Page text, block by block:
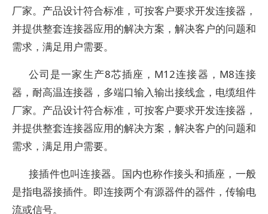
厂家。产品设计符合标准，可按客户要求开发连接器，
并提供整套连接器应用的解决方案，解决客户的问题和
需求，满足用户需要。
公司是一家生产8芯插座，M12连接器，M8连接
器，耐高温连接器，多端口输入输出接线盒，电缆组件
厂家。产品设计符合标准，可按客户要求开发连接器，
并提供整套连接器应用的解决方案，解决客户的问题和
需求，满足用户需要。
接插件也叫连接器。国内也称作接头和插座，一般
是指电器接插件。即连接两个有源器件的器件，传输电
流或信号。